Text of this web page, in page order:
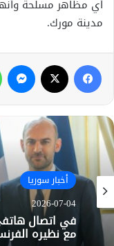
أي مظاهر مسلحة
مدينة مورك.
فيسبوك
أخبار سوريا
2026-07-04
في اتصال
مع نظيره